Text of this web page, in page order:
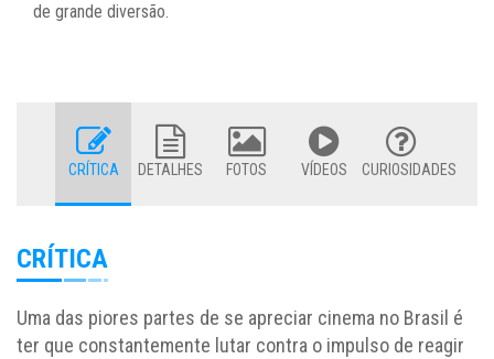
de grande diversão.
CRÍTICA DETALHES FOTOS VÍDEOS CURIOSIDADES
CRÍTICA
Uma das piores partes de se apreciar cinema no Brasil é
ter que constantemente lutar contra o impulso de reagir